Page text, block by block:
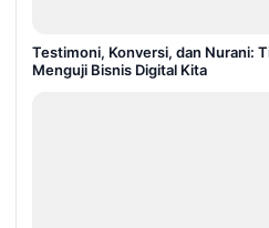
Testimoni, Konversi, dan Nurani:
Menguji Bisnis Digital Kita